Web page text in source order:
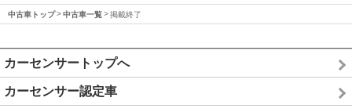
中古車トップ 中古車一覧 掲載終了
カーセンサートップへ
カーセンサー認定車